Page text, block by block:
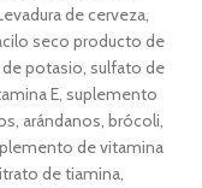
de cerveza,
seco producto de
potasio, sulfato de
E, suplemento
arándanos, brócoli,
de vitamina
de tiamina,